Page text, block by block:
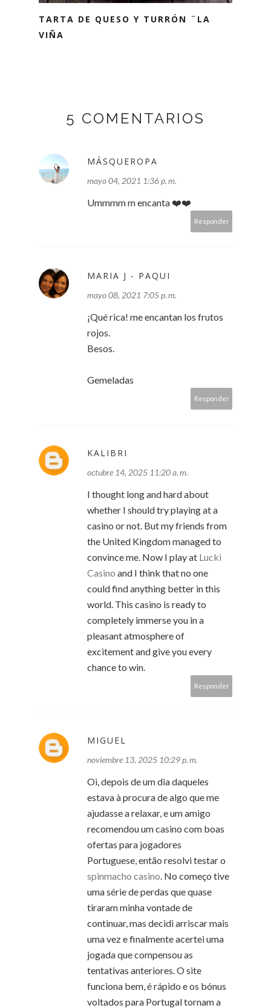
TARTA DE QUESO Y TURRÓN ¨LA
VIÑA
5 COMENTARIOS
MÁSQUEROPA
mayo 04, 2021 1:36 p. m.
Ummmm m encanta ❤️❤️
Responder
MARIA J - PAQUI
mayo 08, 2021 7:05 p. m.
¡Qué rica! me encantan los frutos
rojos.
Besos.
Gemeladas
Responder
KALIBRI
octubre 14, 2025 11:20 a. m.
I thought long and hard about
whether I should try playing at a
casino or not. But my friends from
the United Kingdom managed to
convince me. Now I play at Lucki
Casino and I think that no one
could find anything better in this
world. This casino is ready to
completely immerse you in a
pleasant atmosphere of
excitement and give you every
chance to win.
Responder
MIGUEL
noviembre 13, 2025 10:29 p. m.
Oi, depois de um dia daqueles
estava à procura de algo que me
ajudasse a relaxar, e um amigo
recomendou um casino com boas
ofertas para jogadores
Portuguese, então resolvi testar o
spinmacho casino . No começo tive
uma série de perdas que quase
tiraram minha vontade de
continuar, mas decidi arriscar mais
uma vez e finalmente acertei uma
jogada que compensou as
tentativas anteriores. O site
funciona bem, é rápido e os bónus
voltados para Portugal tornam a